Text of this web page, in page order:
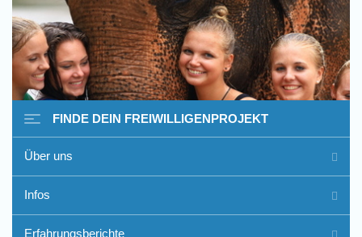
Freiwilligenarbeit im Ausland
- Erfahrungsberichte
FINDE DEIN FREIWILLIGENPROJEKT
Über uns
Infos
Erfahrungsberichte